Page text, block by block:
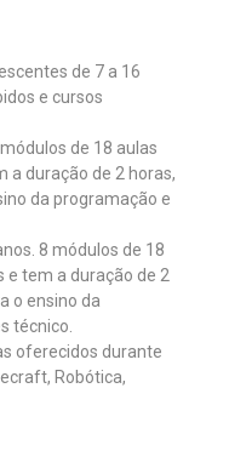
de 7 a 16
e cursos
de 18 aulas
a duração de 2 horas,
da programação e
8 módulos de 18
e tem a duração de 2
o ensino da
técnico.
oferecidos durante
Robótica,